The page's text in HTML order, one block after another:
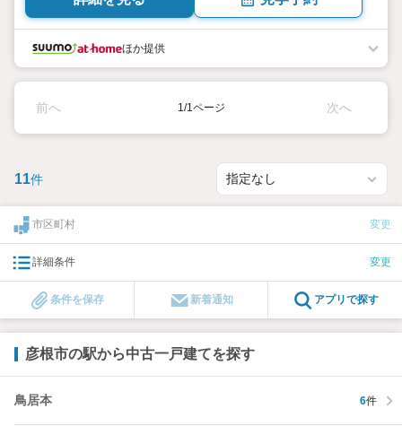
ほか提供
前へ 1/1ページ 次へ
11件
市区町村 変更
詳細条件 変更
条件を保存 新着通知 アプリで探す
彦根市の駅から中古一戸建てを探す
鳥居本 6件